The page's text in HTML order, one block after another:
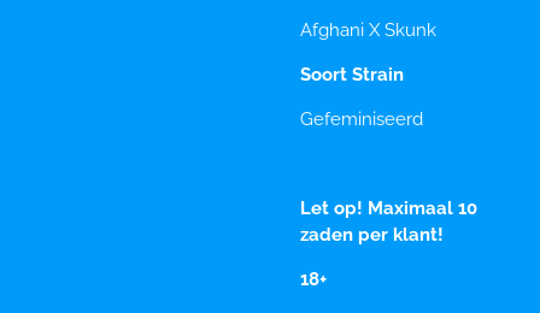
Afghani X Skunk
Soort Strain
Gefeminiseerd
Let op! Maximaal 10
zaden per klant!
18+